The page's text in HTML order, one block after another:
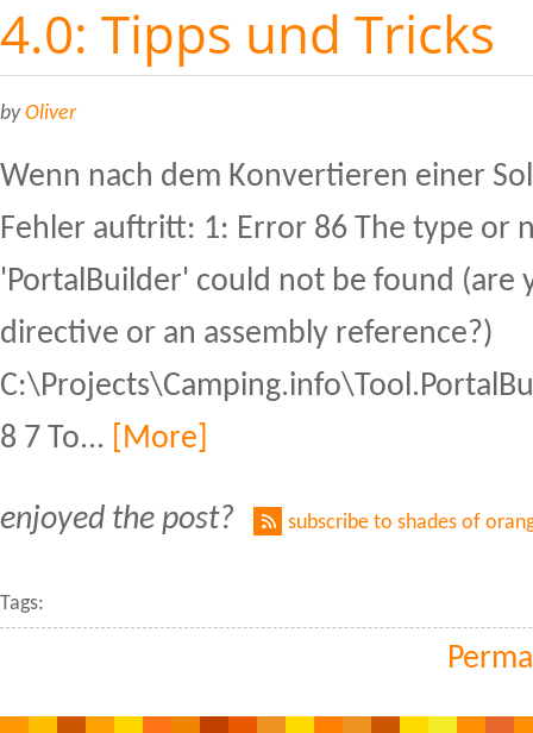
4.0: Tipps und Tricks
byOliver
Wenn nach dem Konvertieren einer
Fehler auftritt: 1: Error 86 The type or
'PortalBuilder' could not be found (are
directive or an assembly reference?)
8 7 To...
[More]
enjoyed the post? subscribe to shades of
Tags: